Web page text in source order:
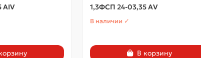
АIV 1,3ФСП 24-03,35 АV
В наличии ✓
В корзину